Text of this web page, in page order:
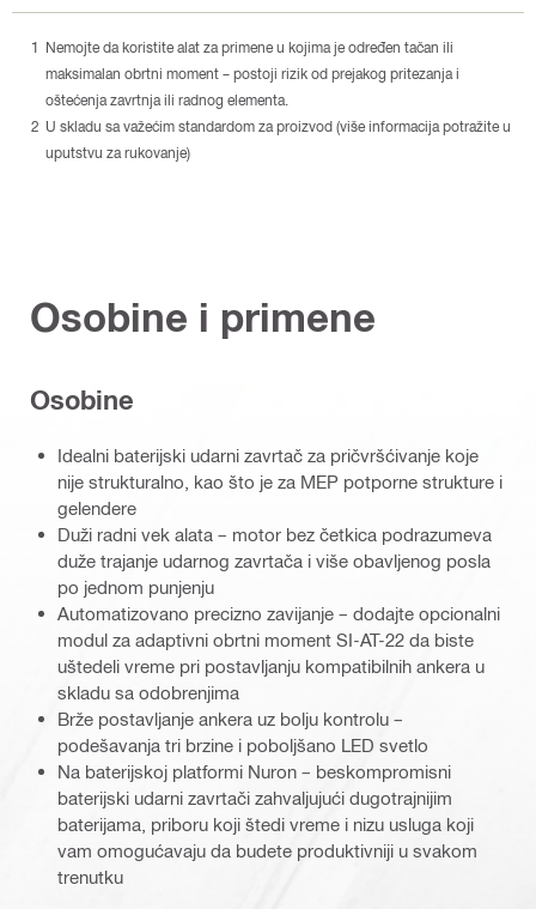
Nemojte da koristite alat za primene u kojima je određen tačan ili
maksimalan obrtni moment – postoji rizik od prejakog pritezanja i
oštećenja zavrtnja ili radnog elementa.
U skladu sa važećim standardom za proizvod (više informacija potražite u
uputstvu za rukovanje)
Osobine i primene
Osobine
Idealni baterijski udarni zavrtač za pričvršćivanje koje
nije strukturalno, kao što je za MEP potporne strukture i
gelendere
Duži radni vek alata – motor bez četkica podrazumeva
duže trajanje udarnog zavrtača i više obavljenog posla
po jednom punjenju
Automatizovano precizno zavijanje – dodajte opcionalni
modul za adaptivni obrtni moment SI-AT-22 da biste
uštedeli vreme pri postavljanju kompatibilnih ankera u
skladu sa odobrenjima
Brže postavljanje ankera uz bolju kontrolu –
podešavanja tri brzine i poboljšano LED svetlo
Na baterijskoj platformi Nuron – beskompromisni
baterijski udarni zavrtači zahvaljujući dugotrajnijim
baterijama, priboru koji štedi vreme i nizu usluga koji
vam omogućavaju da budete produktivniji u svakom
trenutku